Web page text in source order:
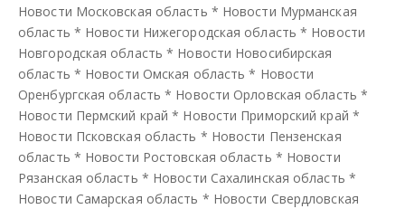
Новости Московская область * Новости Мурманская
область * Новости Нижегородская область * Новости
Новгородская область * Новости Новосибирская
область * Новости Омская область * Новости
Оренбургская область * Новости Орловская область *
Новости Пермский край * Новости Приморский край *
Новости Псковская область * Новости Пензенская
область * Новости Ростовская область * Новости
Рязанская область * Новости Сахалинская область *
Новости Самарская область * Новости Свердловская